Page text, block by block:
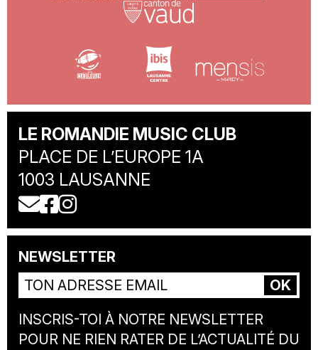
LE ROMANDIE MUSIC CLUB
PLACE DE L’EUROPE 1A
1003 LAUSANNE
nous écrire un e-mail
notre page facebook
notre page instagram
NEWSLETTER
INSCRIS-TOI À NOTRE NEWSLETTER
POUR NE RIEN RATER DE L’ACTUALITÉ DU